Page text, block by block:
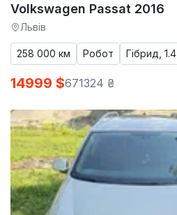
Volkswagen Passat 2016
Львів
258 000 км Робот Гібрид, 1.4
14999 $671324 ₴